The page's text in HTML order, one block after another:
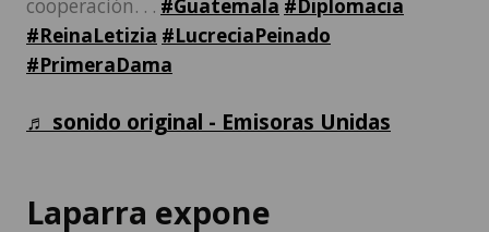
cooperación. . . #Guatemala #Diplomacia
#ReinaLetizia #LucreciaPeinado
#PrimeraDama
♬ sonido original - Emisoras Unidas
Laparra expone